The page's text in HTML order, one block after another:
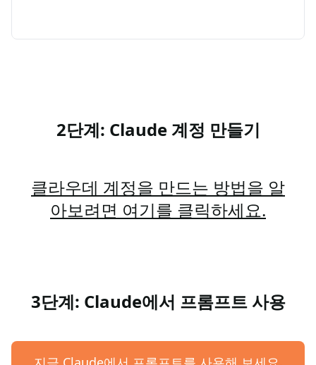
2단계: Claude 계정 만들기
클라우데 계정을 만드는 방법을 알
아보려면 여기를 클릭하세요.
3단계: Claude에서 프롬프트 사용